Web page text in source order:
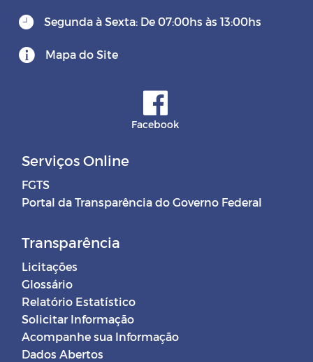
Segunda à Sexta: De 07:00hs às 13:00hs
Mapa do Site
Facebook
Serviços Online
FGTS
Portal da Transparência do Governo Federal
Transparência
Licitações
Glossário
Relatório Estatístico
Solicitar Informação
Acompanhe sua Informação
Dados Abertos